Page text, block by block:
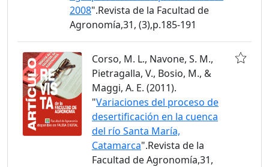
2008".Revista de la Facultad de
Agronomía,31, (3),p.185-191
Corso, M. L., Navone, S. M.,
Pietragalla, V., Bosio, M., &
Maggi, A. E. (2011).
"Variaciones del proceso de
desertificación en la cuenca
del río Santa María,
Catamarca".Revista de la
Facultad de Agronomía,31,